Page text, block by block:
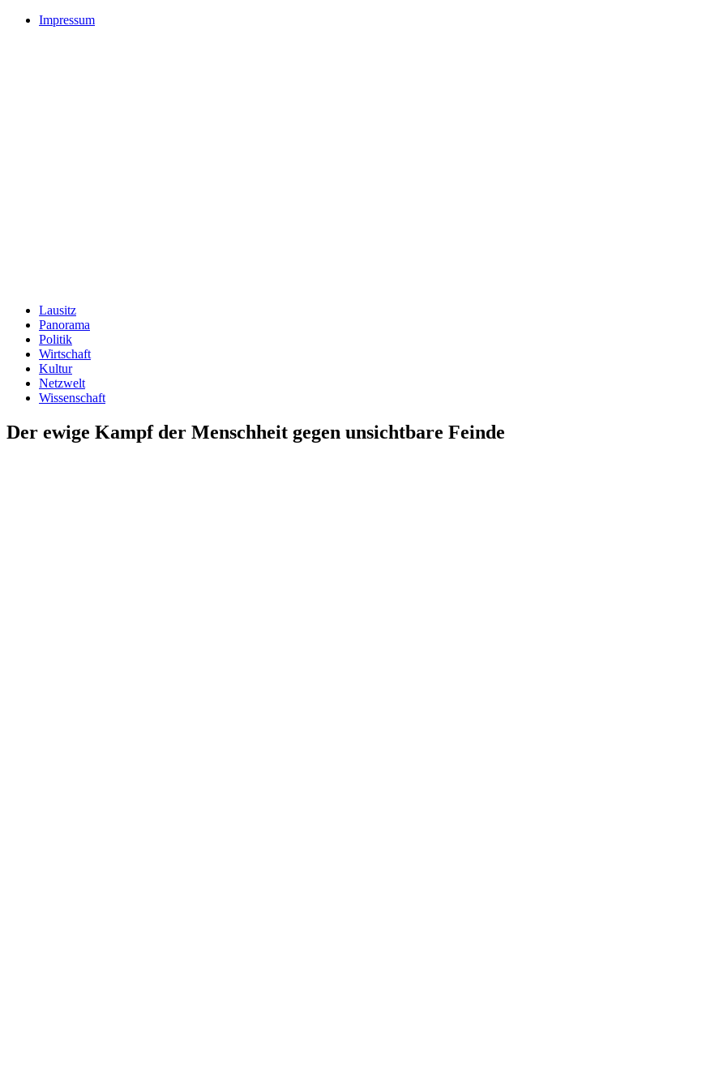
Impressum
Lausitz
Panorama
Politik
Wirtschaft
Kultur
Netzwelt
Wissenschaft
Der ewige Kampf der Menschheit gegen unsichtbare Feinde